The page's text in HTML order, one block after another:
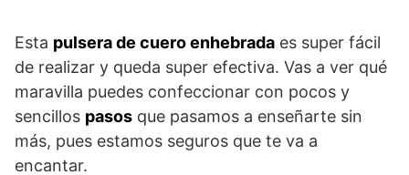
Esta pulsera de cuero enhebrada es super fácil
de realizar y queda super efectiva. Vas a ver qué
maravilla puedes confeccionar con pocos y
sencillos pasos que pasamos a enseñarte sin
más, pues estamos seguros que te va a
encantar.